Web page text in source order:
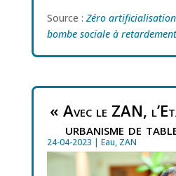
Source :Zéro
bombe sociale à
« Avec le ZAN,
urbanisme de
24-04-2023 | Eau, ZAN